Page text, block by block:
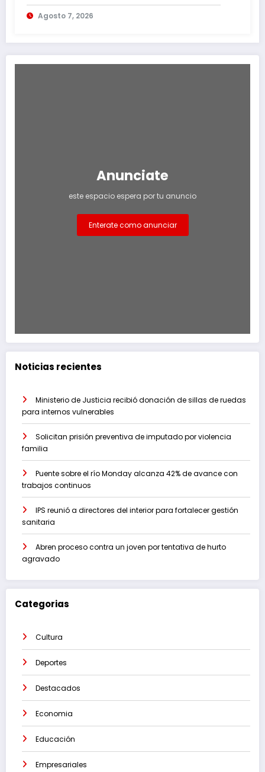
continuos
Agosto 7, 2026
Anunciate
este espacio espera por tu anuncio
Enterate como anunciar
Noticias recientes
Ministerio de Justicia recibió donación de sillas de ruedas
para internos vulnerables
Solicitan prisión preventiva de imputado por violencia
familia
Puente sobre el río Monday alcanza 42% de avance con
trabajos continuos
IPS reunió a directores del interior para fortalecer gestión
sanitaria
Abren proceso contra un joven por tentativa de hurto
agravado
Categorias
Cultura
Deportes
Destacados
Economia
Educación
Empresariales